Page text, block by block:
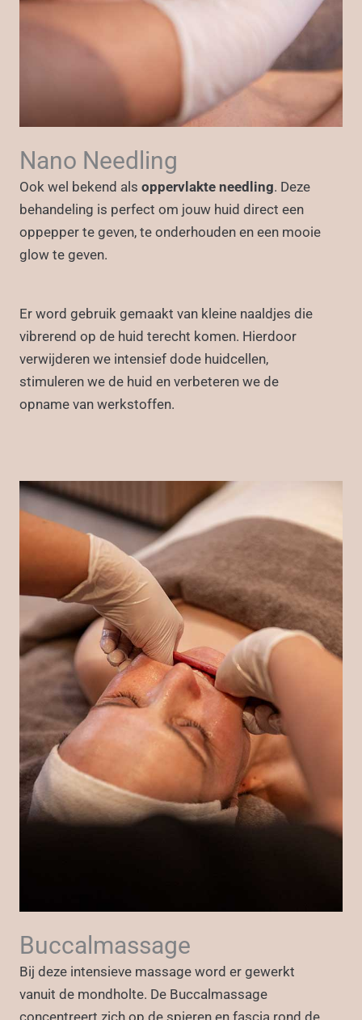
Nano Needling
Ook wel bekend als oppervlakte needling. Deze
behandeling is perfect om jouw huid direct een
oppepper te geven, te onderhouden en een mooie
glow te geven.
Er word gebruik gemaakt van kleine naaldjes die
vibrerend op de huid terecht komen. Hierdoor
verwijderen we intensief dode huidcellen,
stimuleren we de huid en verbeteren we de
opname van werkstoffen.
Buccalmassage
Bij deze intensieve massage word er gewerkt
vanuit de mondholte. De Buccalmassage